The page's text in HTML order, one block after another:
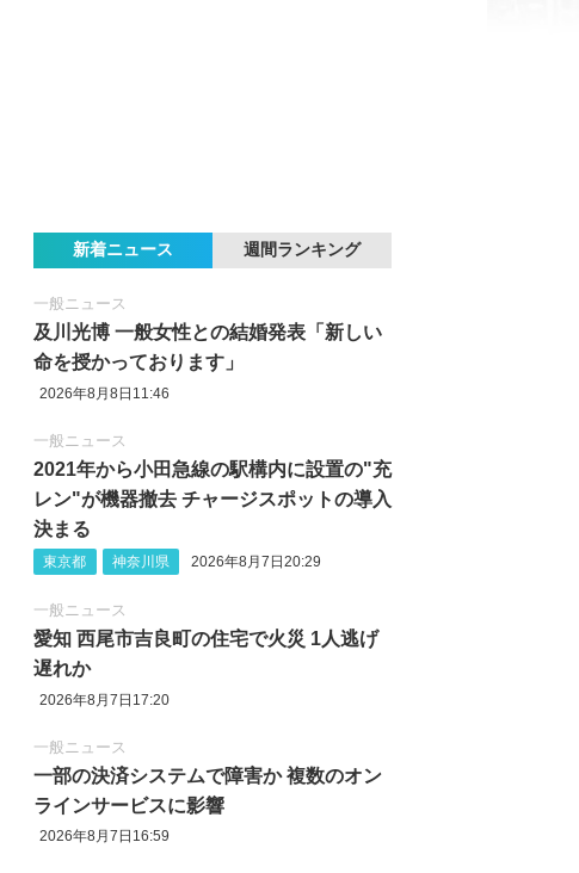
新着ニュース 週間ランキング
一般ニュース
及川光博 一般女性との結婚発表「新しい
命を授かっております」
2026年8月8日11:46
一般ニュース
2021年から小田急線の駅構内に設置の"充
レン"が機器撤去 チャージスポットの導入
決まる
東京都 神奈川県 2026年8月7日20:29
一般ニュース
愛知 西尾市吉良町の住宅で火災 1人逃げ
遅れか
2026年8月7日17:20
一般ニュース
一部の決済システムで障害か 複数のオン
ラインサービスに影響
2026年8月7日16:59